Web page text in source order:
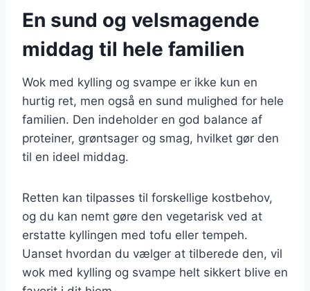
En sund og velsmagende
middag til hele familien
Wok med kylling og svampe er ikke kun en
hurtig ret, men også en sund mulighed for hele
familien. Den indeholder en god balance af
proteiner, grøntsager og smag, hvilket gør den
til en ideel middag.
Retten kan tilpasses til forskellige kostbehov,
og du kan nemt gøre den vegetarisk ved at
erstatte kyllingen med tofu eller tempeh.
Uanset hvordan du vælger at tilberede den, vil
wok med kylling og svampe helt sikkert blive en